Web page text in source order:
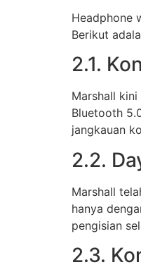
Headphone
Berikut
2.1.
Marshall
Bluetooth
jangkauan
2.2.
Marshall
hanya
pengisian
2.3.